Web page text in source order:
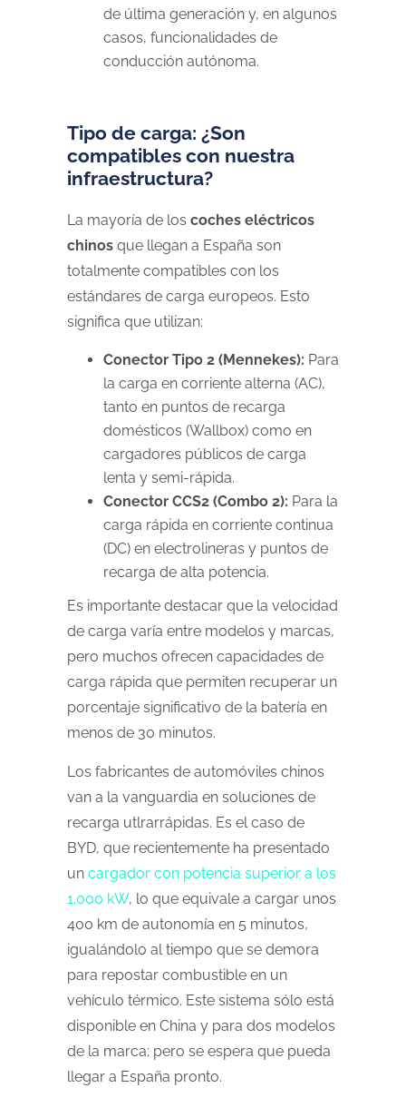
de última generación y, en algunos
casos, funcionalidades de
conducción autónoma.
Tipo de carga: ¿Son
compatibles con nuestra
infraestructura?
La mayoría de los coches eléctricos
chinos que llegan a España son
totalmente compatibles con los
estándares de carga europeos. Esto
significa que utilizan:
Conector Tipo 2 (Mennekes): Para
la carga en corriente alterna (AC),
tanto en puntos de recarga
domésticos (Wallbox) como en
cargadores públicos de carga
lenta y semi-rápida.
Conector CCS2 (Combo 2): Para la
carga rápida en corriente continua
(DC) en electrolineras y puntos de
recarga de alta potencia.
Es importante destacar que la velocidad
de carga varía entre modelos y marcas,
pero muchos ofrecen capacidades de
carga rápida que permiten recuperar un
porcentaje significativo de la batería en
menos de 30 minutos.
Los fabricantes de automóviles chinos
van a la vanguardia en soluciones de
recarga utlrarrápidas. Es el caso de
BYD, que recientemente ha presentado
un cargador con potencia superior a los
1.000 kW, lo que equivale a cargar unos
400 km de autonomía en 5 minutos,
igualándolo al tiempo que se demora
para repostar combustible en un
vehículo térmico. Este sistema sólo está
disponible en China y para dos modelos
de la marca; pero se espera que pueda
llegar a España pronto.